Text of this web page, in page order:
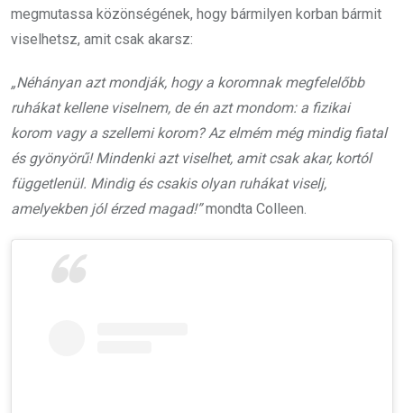
megmutassa közönségének, hogy bármilyen korban bármit
viselhetsz, amit csak akarsz:
„Néhányan azt mondják, hogy a koromnak megfelelőbb
ruhákat kellene viselnem, de én azt mondom: a fizikai
korom vagy a szellemi korom? Az elmém még mindig fiatal
és gyönyörű! Mindenki azt viselhet, amit csak akar, kortól
függetlenül. Mindig és csakis olyan ruhákat viselj,
amelyekben jól érzed magad!”mondta Colleen.